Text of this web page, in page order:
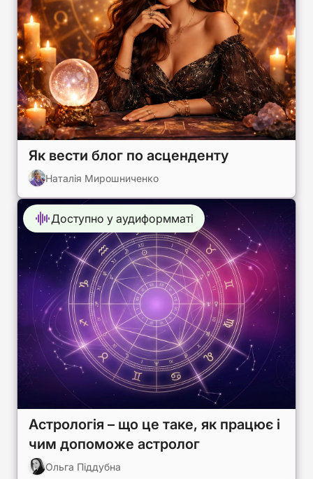
Як вести блог по асценденту
Наталія Мирошниченко
Доступно у аудиформматі
Астрологія – що це таке, як працює і
чим допоможе астролог
Ольга Піддубна